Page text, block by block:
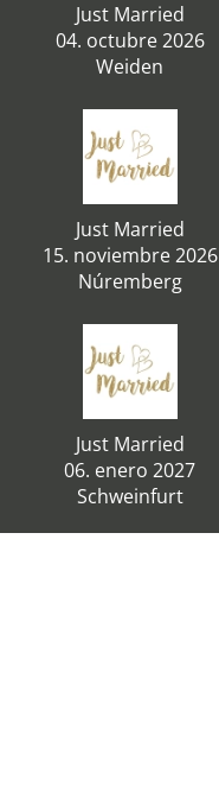
Just Married
04. octubre 2026
Weiden
Just Married
15. noviembre 2026
Núremberg
Just Married
06. enero 2027
Schweinfurt